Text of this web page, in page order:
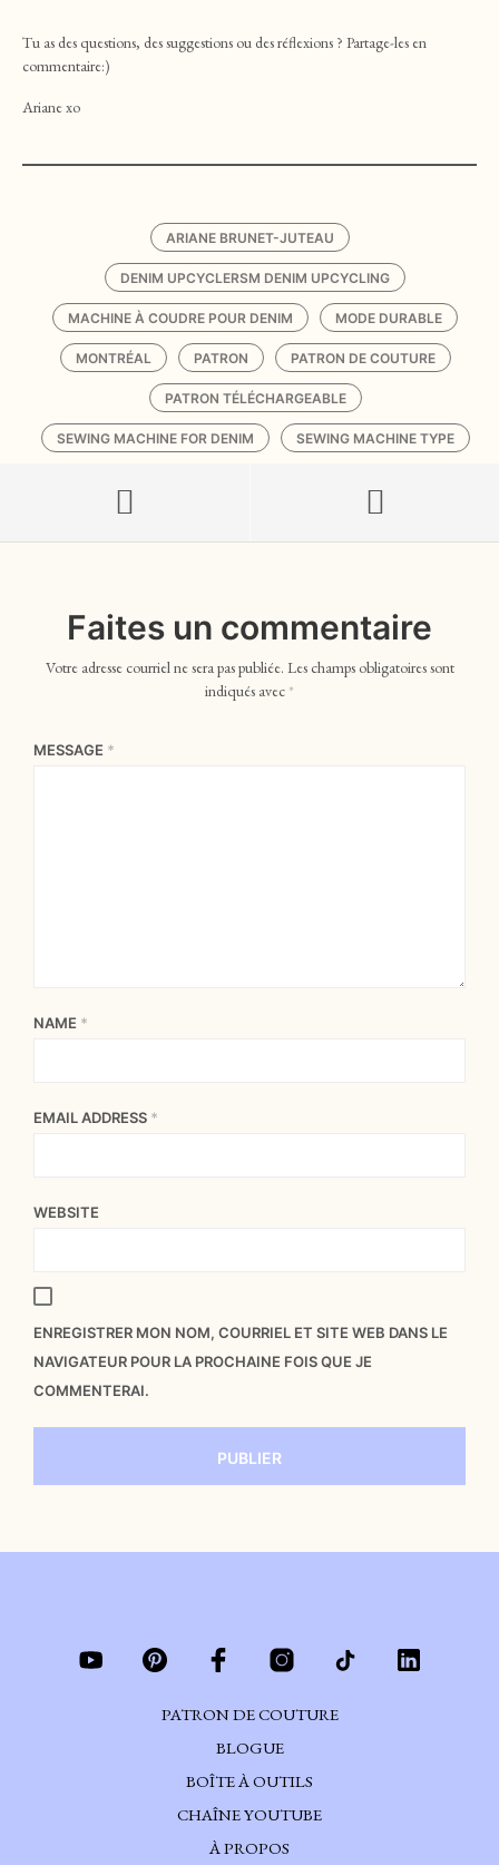
Tu as des questions, des suggestions ou des réflexions ? Partage-les en
commentaire:)
Ariane xo
ARIANE BRUNET-JUTEAU
DENIM UPCYCLERSM DENIM UPCYCLING
MACHINE À COUDRE POUR DENIM MODE DURABLE
MONTRÉAL PATRON PATRON DE COUTURE
PATRON TÉLÉCHARGEABLE
SEWING MACHINE FOR DENIM SEWING MACHINE TYPE
Faites un commentaire
Votre adresse courriel ne sera pas publiée. Les champs obligatoires sont
indiqués avec *
MESSAGE *
NAME *
EMAIL ADDRESS *
WEBSITE
ENREGISTRER MON NOM, COURRIEL ET SITE WEB DANS LE
NAVIGATEUR POUR LA PROCHAINE FOIS QUE JE
COMMENTERAI.
PATRON DE COUTURE
BLOGUE
BOÎTE À OUTILS
CHAÎNE YOUTUBE
À PROPOS